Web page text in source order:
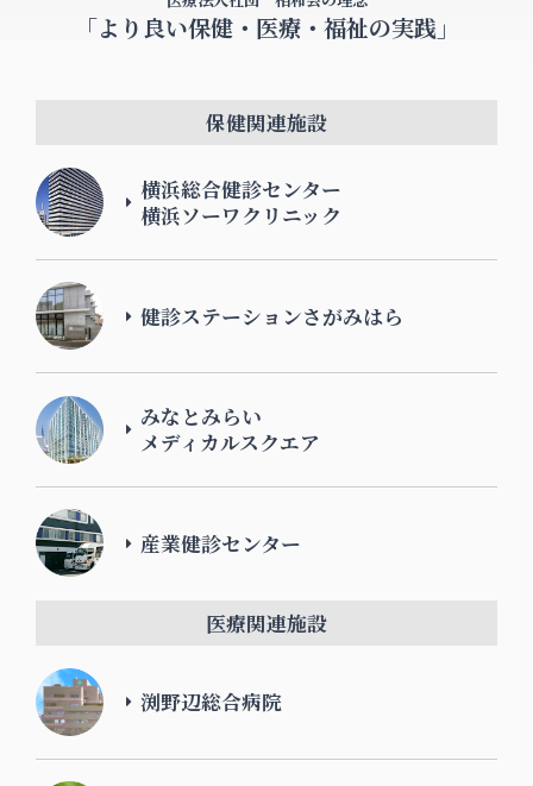
「より良い保健・医療・福祉の実践」
保健関連施設
横浜総合健診センター
横浜ソーワクリニック
健診ステーションさがみはら
みなとみらい
メディカルスクエア
産業健診センター
医療関連施設
渕野辺総合病院